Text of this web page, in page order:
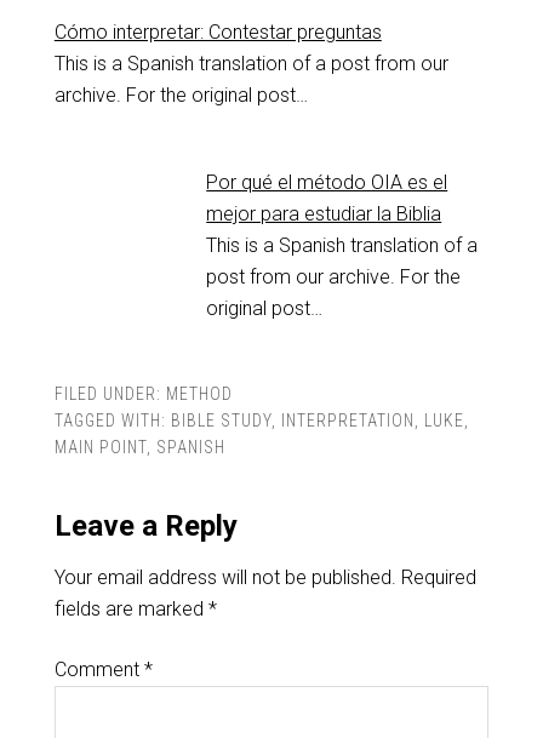
Cómo interpretar: Contestar preguntas
This is a Spanish translation of a post from our
archive. For the original post…
Por qué el método OIA es el
mejor para estudiar la Biblia
This is a Spanish translation of a
post from our archive. For the
original post…
FILED UNDER: METHOD
TAGGED WITH: BIBLE STUDY, INTERPRETATION , LUKE,
MAIN POINT, SPANISH
Leave a Reply
Your email address will not be published. Required
fields are marked *
Comment *